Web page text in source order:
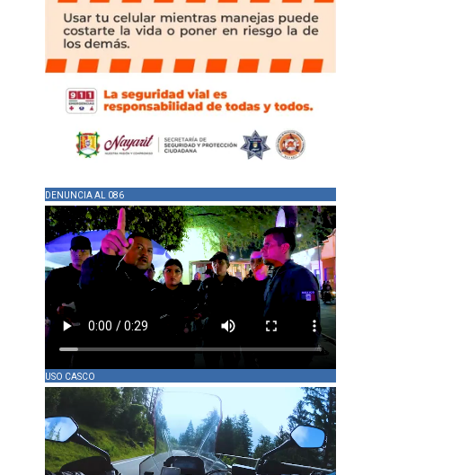
DENUNCIA AL 086
USO CASCO